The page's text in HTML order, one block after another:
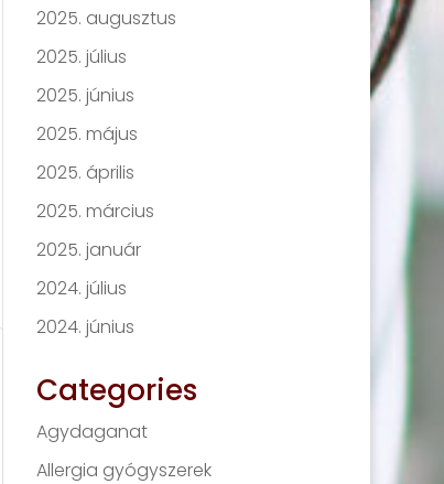
2025. augusztus
2025. július
2025. június
2025. május
2025. április
2025. március
2025. január
2024. július
2024. június
Categories
Agydaganat
Allergia gyógyszerek